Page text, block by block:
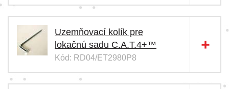
Uzemňovací kolík pre
lokačnú sadu C.A.T.4+™
Kód: RD04/ET2980P8